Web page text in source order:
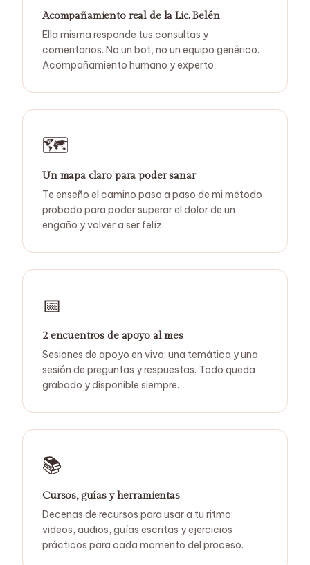
Acompañamiento real de la Lic. Belén
Ella misma responde tus consultas y
comentarios. No un bot, no un equipo genérico.
Acompañamiento humano y experto.
🗺️
Un mapa claro para poder sanar
Te enseño el camino paso a paso de mi método
probado para poder superar el dolor de un
engaño y volver a ser felíz.
📅
2 encuentros de apoyo al mes
Sesiones de apoyo en vivo: una temática y una
sesión de preguntas y respuestas. Todo queda
grabado y disponible siempre.
📚
Cursos, guías y herramientas
Decenas de recursos para usar a tu ritmo:
videos, audios, guías escritas y ejercicios
prácticos para cada momento del proceso.